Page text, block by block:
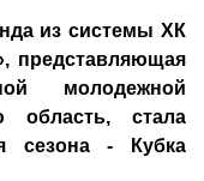
из системы ХК
представляющая
молодежной
область, стала
сезона - Кубка